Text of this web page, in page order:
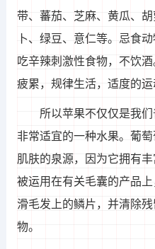
带、蕃茄、芝麻、黄瓜、
卜、绿豆、意仁等。忌食
吃辛辣刺激性食物，不饮
疲累，规律生活，适度的运
所以苹果不仅仅是我
非常适宜的一种水果。葡
肌肤的泉源，因为它拥有
被运用在有关毛囊的产品
滑毛发上的鳞片，并清除
物。